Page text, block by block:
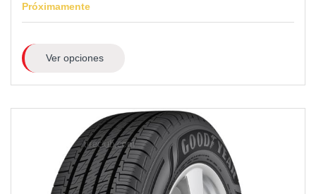
Próximamente
Ver opciones